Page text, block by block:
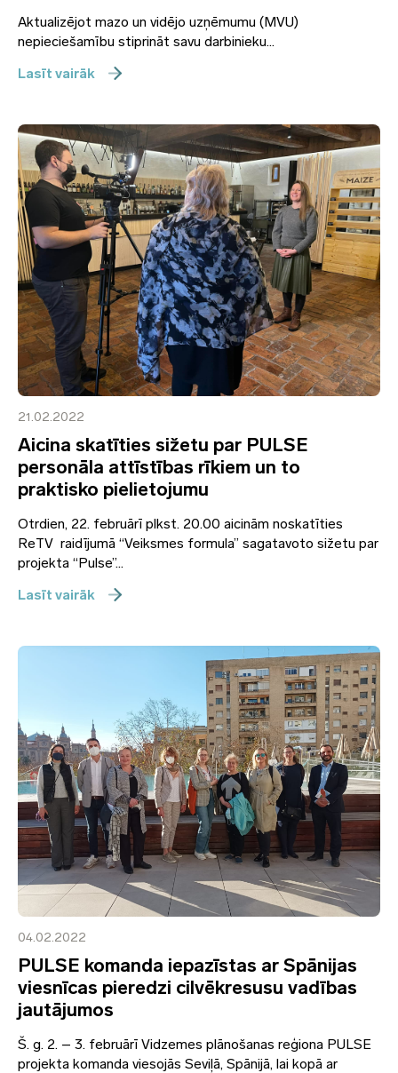
Aktualizējot mazo un vidējo uzņēmumu (MVU)
nepieciešamību stiprināt savu darbinieku...
Lasīt vairāk
21.02.2022
Aicina skatīties sižetu par PULSE
personāla attīstības rīkiem un to
praktisko pielietojumu
Otrdien, 22. februārī plkst. 20.00 aicinām noskatīties
ReTV raidījumā “Veiksmes formula” sagatavoto sižetu par
projekta “Pulse”...
Lasīt vairāk
04.02.2022
PULSE komanda iepazīstas ar Spānijas
viesnīcas pieredzi cilvēkresusu vadības
jautājumos
Š. g. 2. – 3. februārī Vidzemes plānošanas reģiona PULSE
projekta komanda viesojās Seviļā, Spānijā, lai kopā ar